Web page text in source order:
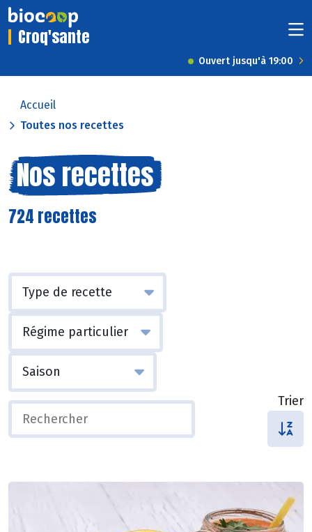
Croq'sante
Ouvert jusqu'à 19:00
Accueil
Toutes nos recettes
Nos recettes
724 recettes
Trier